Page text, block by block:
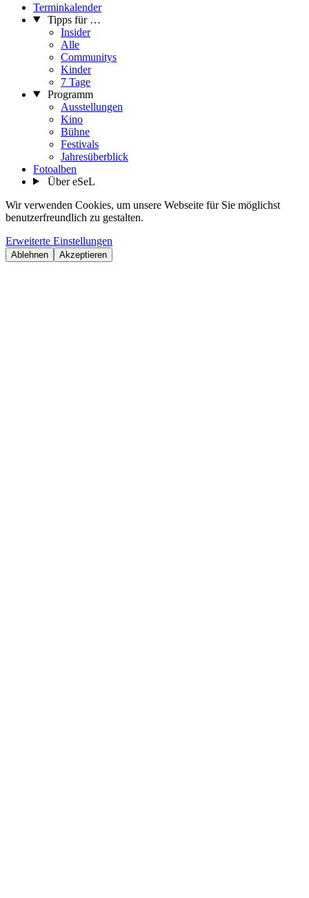
Terminkalender
Tipps für …
Insider
Alle
Communitys
Kinder
7 Tage
Programm
Ausstellungen
Kino
Bühne
Festivals
Jahresüberblick
Fotoalben
Über eSeL
Wir verwenden Cookies, um unsere Webseite für Sie möglichst
benutzerfreundlich zu gestalten.
Erweiterte Einstellungen
Ablehnen Akzeptieren